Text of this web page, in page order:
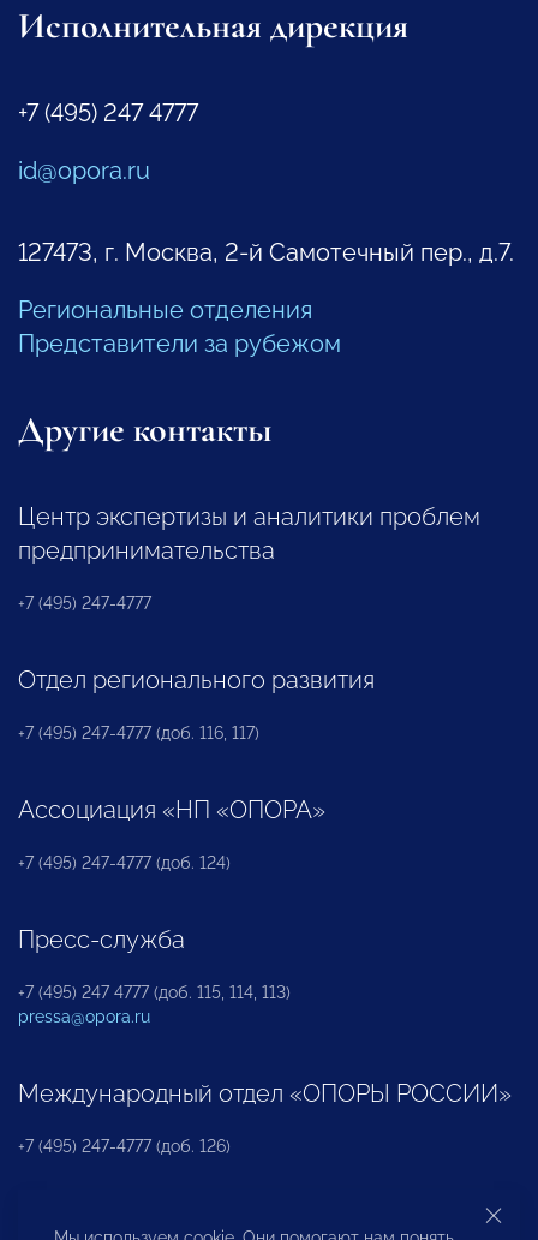
Исполнительная дирекция
+7 (495) 247 4777
id@opora.ru
127473, г. Москва, 2-й Самотечный пер., д.7.
Региональные отделения
Представители за рубежом
Другие контакты
Центр экспертизы и аналитики проблем
предпринимательства
+7 (495) 247-4777
Отдел регионального развития
+7 (495) 247-4777 (доб. 116, 117)
Ассоциация «НП «ОПОРА»
+7 (495) 247-4777 (доб. 124)
Пресс-служба
+7 (495) 247 4777 (доб. 115, 114, 113)
pressa@opora.ru
Международный отдел «ОПОРЫ РОССИИ»
+7 (495) 247-4777 (доб. 126)
Бюро по защите прав предпринимателей и